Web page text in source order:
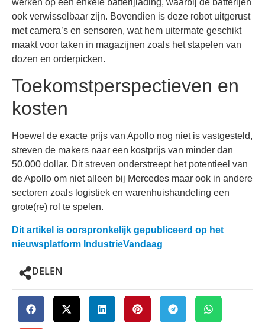
werken op een enkele batterijlading, waarbij de batterijen
ook verwisselbaar zijn. Bovendien is deze robot uitgerust
met camera’s en sensoren, wat hem uitermate geschikt
maakt voor taken in magazijnen zoals het stapelen van
dozen en orderpicken.
Toekomstperspectieven en
kosten
Hoewel de exacte prijs van Apollo nog niet is vastgesteld,
streven de makers naar een kostprijs van minder dan
50.000 dollar. Dit streven onderstreept het potentieel van
de Apollo om niet alleen bij Mercedes maar ook in andere
sectoren zoals logistiek en warenhuishandeling een
grote(re) rol te spelen.
Dit artikel is oorspronkelijk gepubliceerd op het
nieuwsplatform IndustrieVandaag
DELEN